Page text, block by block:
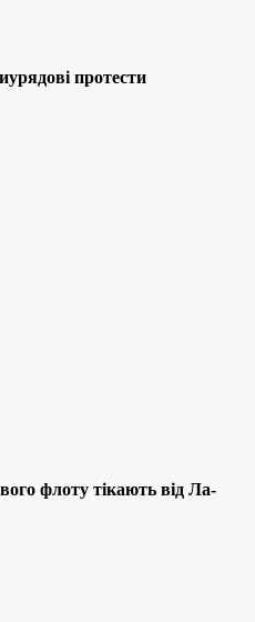
протести
флоту тікають від Ла-